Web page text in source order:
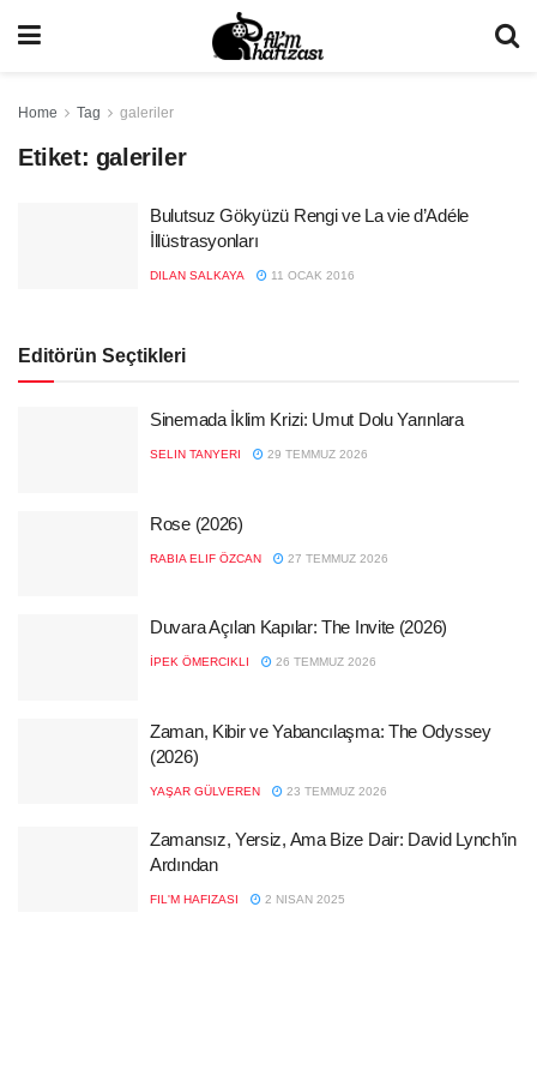
Home Tag galeriler
Etiket: galeriler
Bulutsuz Gökyüzü Rengi ve La vie d’Adéle
İllüstrasyonları
DILAN SALKAYA 11 OCAK 2016
Editörün Seçtikleri
Sinemada İklim Krizi: Umut Dolu Yarınlara
SELIN TANYERI 29 TEMMUZ 2026
Rose (2026)
RABIA ELIF ÖZCAN 27 TEMMUZ 2026
Duvara Açılan Kapılar: The Invite (2026)
İPEK ÖMERCIKLI 26 TEMMUZ 2026
Zaman, Kibir ve Yabancılaşma: The Odyssey
(2026)
YAŞAR GÜLVEREN 23 TEMMUZ 2026
Zamansız, Yersiz, Ama Bize Dair: David Lynch’in
Ardından
FIL'M HAFIZASI 2 NISAN 2025